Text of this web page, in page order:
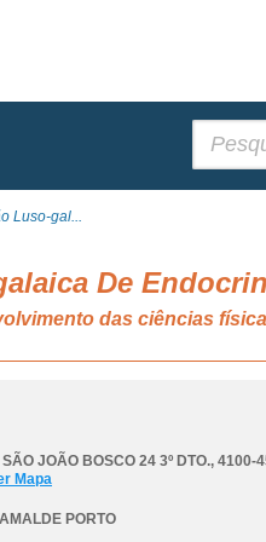
Luso-gal...
De
das ciências
SÃO JOÃO BOSCO 24 3º DTO., 4100-
Mapa
PORTO